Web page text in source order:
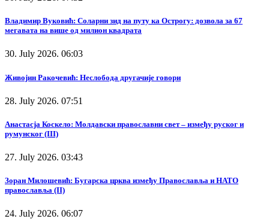
Владимир Вуковић: Соларни зид на путу ка Острогу: дозвола за 67
мегавата на више од милион квадрата
30. July 2026. 06:03
Живојин Ракочевић: Неслобода другачије говори
28. July 2026. 07:51
Анастасја Коскело: Молдавски православни свет – између руског и
румунског (III)
27. July 2026. 03:43
Зоран Милошевић: Бугарска црква између Православља и НАТО
православља (II)
24. July 2026. 06:07